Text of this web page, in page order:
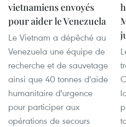
vietnamiens envoyés
pour aider le Venezuela
Le Vietnam a dépêché au
Venezuela une équipe de
recherche et de sauvetage
ainsi que 40 tonnes d'aide
humanitaire d'urgence
pour participer aux
opérations de secours